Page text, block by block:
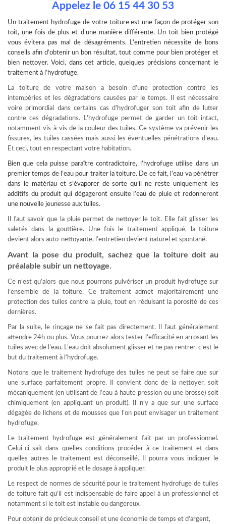
Appelez le 06 15 44 30 53
Un traitement hydrofugede votre toiture est une façon de protéger son
toit, une fois de plus et d’une manière différente. Un toit bien protégé
vous évitera pas mal de désagréments. L’entretien nécessite de bons
conseils afin d’obtenir un bon résultat, tout comme pour bien protéger et
bien nettoyer. Voici, dans cet article, quelques précisions concernant le
traitement à l’hydrofuge.
La toiture de votre maison a besoin d’une protection contre les
intempéries et les dégradations causées par le temps. Il est nécessaire
voire primordial dans certains cas d’hydrofuger son toit afin de lutter
contre ces dégradations. L’hydrofuge permet de garder un toit intact,
notamment vis-à-vis de la couleur des tuiles. Ce système va prévenir les
fissures, les tuiles cassées mais aussi les éventuelles pénétrations d’eau.
Et ceci, tout en respectant votre habitation.
Bien que cela puisse paraître contradictoire, l’hydrofuge utilise dans un
premier temps de l’eau pour traiter la toiture. De ce fait, l’eau va pénétrer
dans le matériau et s’évaporer de sorte qu’il ne reste uniquement les
additifs du produit qui dégageront ensuite l’eau de pluie et redonneront
une nouvelle jeunesse aux tuiles.
Il faut savoir que la pluie permet de nettoyer le toit. Elle fait glisser les
saletés dans la gouttière. Une fois le traitement appliqué, la toiture
devient alors auto-nettoyante, l’entretien devient naturel et spontané.
Avant la pose du produit, sachez que la toiture doit au
préalable subir un nettoyage.
Ce n’est qu’alors que nous pourrons pulvériser un produit hydrofuge sur
l’ensemble de la toiture. Ce traitement admet majoritairement une
protection des tuiles contre la pluie, tout en réduisant la porosité de ces
dernières.
Par la suite, le rinçage ne se fait pas directement. Il faut généralement
attendre 24h ou plus. Vous pourrez alors tester l’efficacité en arrosant les
tuiles avec de l’eau. L’eau doit absolument glisser et ne pas rentrer, c’est le
but du traitement à l’hydrofuge.
Notons que le traitement hydrofuge des tuiles ne peut se faire que sur
une surface parfaitement propre. Il convient donc de la nettoyer, soit
mécaniquement (en utilisant de l’eau à haute pression ou une brosse) soit
chimiquement (en appliquant un produit). Il n’y a que sur une surface
dégagée de lichens et de mousses que l’on peut envisager un traitement
hydrofuge.
Le traitement hydrofuge est généralement fait par un professionnel.
Celui-ci sait dans quelles conditions procéder à ce traitement et dans
quelles autres le traitement est déconseillé. Il pourra vous indiquer le
produit le plus approprié et le dosage à appliquer.
Le respect de normes de sécurité pour le traitement hydrofuge de tuiles
de toiture fait qu’il est indispensable de faire appel à un professionnel et
notamment si le toit est instable ou dangereux.
Pour obtenir de précieux conseil et une économie de temps et d’argent,